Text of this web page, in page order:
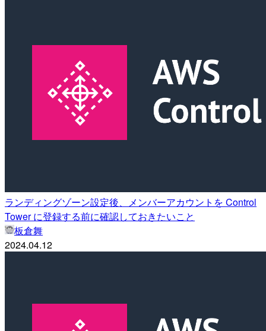
ランディングゾーン設定後、メンバーアカウントを Control
Tower に登録する前に確認しておきたいこと
板倉舞
2024.04.12